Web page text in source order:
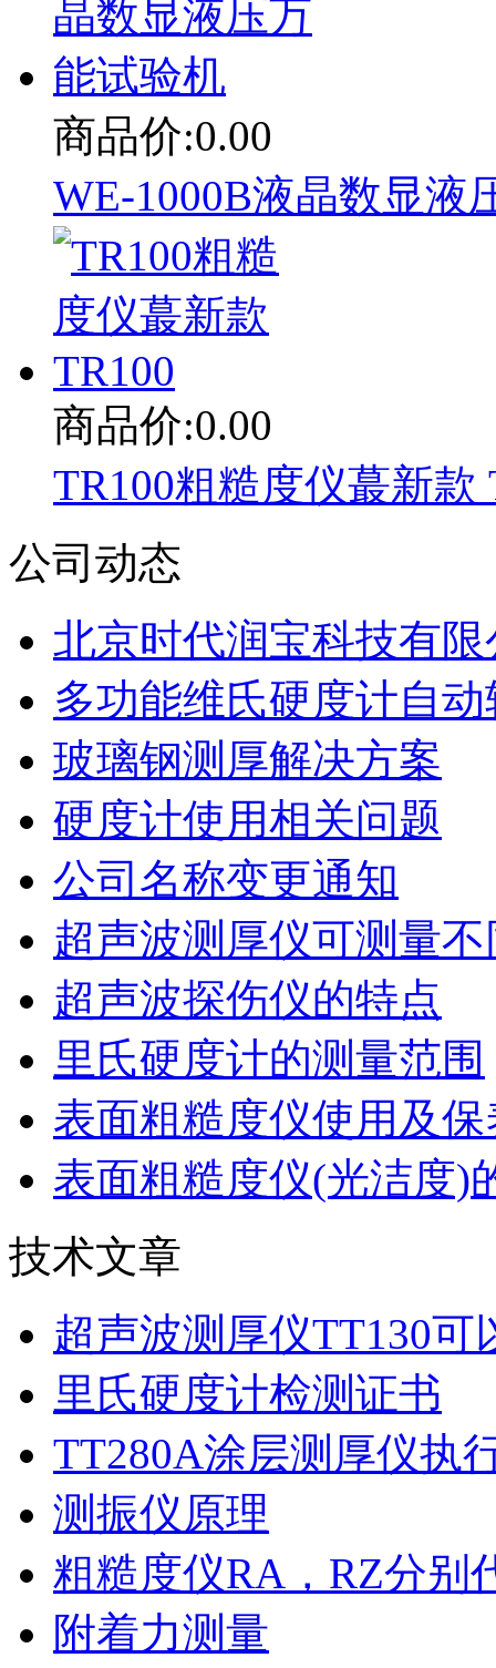
商品价:0.00
WE-1000B液晶数显液
商品价:0.00
TR100粗糙度仪蕞新款
公司动态
北京时代润宝科技有
多功能维氏硬度计自
玻璃钢测厚解决方案
硬度计使用相关问题
公司名称变更通知
超声波测厚仪可测量
超声波探伤仪的特点
里氏硬度计的测量范围
表面粗糙度仪使用及保
表面粗糙度仪(光洁度)
技术文章
超声波测厚仪TT130可
里氏硬度计检测证书
TT280A涂层测厚仪执
测振仪原理
粗糙度仪RA，RZ分别
附着力测量